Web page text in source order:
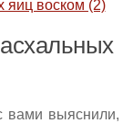
вами выяснили,